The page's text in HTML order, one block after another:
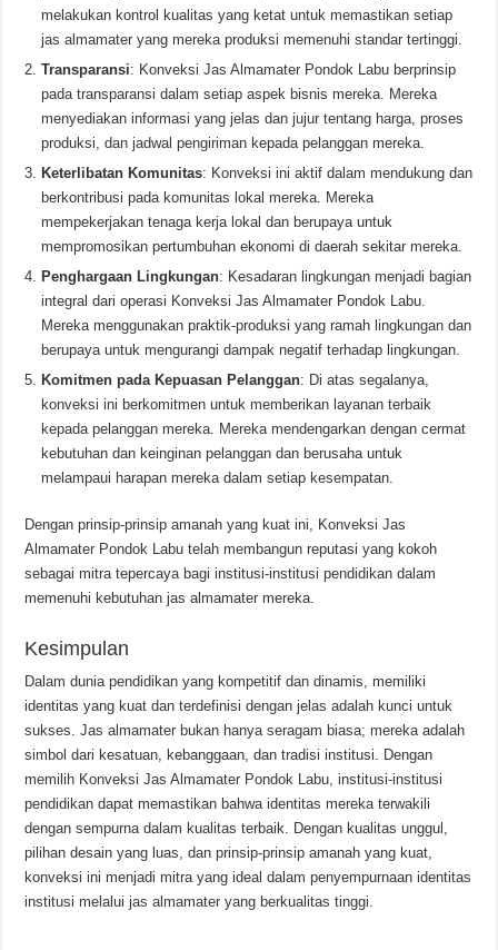
melakukan kontrol kualitas yang ketat untuk memastikan setiap
jas almamater yang mereka produksi memenuhi standar tertinggi.
Transparansi: Konveksi Jas Almamater Pondok Labu berprinsip
pada transparansi dalam setiap aspek bisnis mereka. Mereka
menyediakan informasi yang jelas dan jujur ​​tentang harga, proses
produksi, dan jadwal pengiriman kepada pelanggan mereka.
Keterlibatan Komunitas: Konveksi ini aktif dalam mendukung dan
berkontribusi pada komunitas lokal mereka. Mereka
mempekerjakan tenaga kerja lokal dan berupaya untuk
mempromosikan pertumbuhan ekonomi di daerah sekitar mereka.
Penghargaan Lingkungan: Kesadaran lingkungan menjadi bagian
integral dari operasi Konveksi Jas Almamater Pondok Labu.
Mereka menggunakan praktik-produksi yang ramah lingkungan dan
berupaya untuk mengurangi dampak negatif terhadap lingkungan.
Komitmen pada Kepuasan Pelanggan: Di atas segalanya,
konveksi ini berkomitmen untuk memberikan layanan terbaik
kepada pelanggan mereka. Mereka mendengarkan dengan cermat
kebutuhan dan keinginan pelanggan dan berusaha untuk
melampaui harapan mereka dalam setiap kesempatan.
Dengan prinsip-prinsip amanah yang kuat ini, Konveksi Jas
Almamater Pondok Labu telah membangun reputasi yang kokoh
sebagai mitra tepercaya bagi institusi-institusi pendidikan dalam
memenuhi kebutuhan jas almamater mereka.
Kesimpulan
Dalam dunia pendidikan yang kompetitif dan dinamis, memiliki
identitas yang kuat dan terdefinisi dengan jelas adalah kunci untuk
sukses. Jas almamater bukan hanya seragam biasa; mereka adalah
simbol dari kesatuan, kebanggaan, dan tradisi institusi. Dengan
memilih Konveksi Jas Almamater Pondok Labu, institusi-institusi
pendidikan dapat memastikan bahwa identitas mereka terwakili
dengan sempurna dalam kualitas terbaik. Dengan kualitas unggul,
pilihan desain yang luas, dan prinsip-prinsip amanah yang kuat,
konveksi ini menjadi mitra yang ideal dalam penyempurnaan identitas
institusi melalui jas almamater yang berkualitas tinggi.